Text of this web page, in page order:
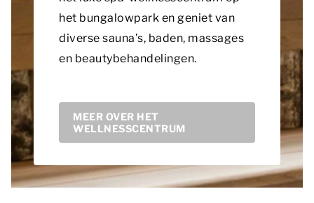
het bungalowpark en geniet van
diverse sauna’s, baden, massages
en beautybehandelingen.
MEER OVER HET
WELLNESSCENTRUM